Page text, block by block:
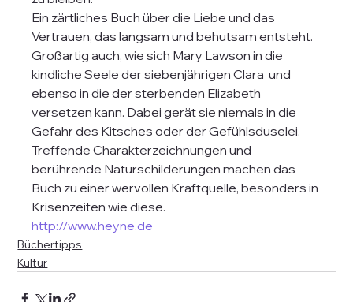
Ein zärtliches Buch über die Liebe und das
Vertrauen, das langsam und behutsam entsteht.
Großartig auch, wie sich Mary Lawson in die
kindliche Seele der siebenjährigen Clara  und
ebenso in die der sterbenden Elizabeth
versetzen kann. Dabei gerät sie niemals in die
Gefahr des Kitsches oder der Gefühlsduselei.
Treffende Charakterzeichnungen und
berührende Naturschilderungen machen das
Buch zu einer wervollen Kraftquelle, besonders in
Krisenzeiten wie diese.
http://www.heyne.de
Büchertipps
Kultur